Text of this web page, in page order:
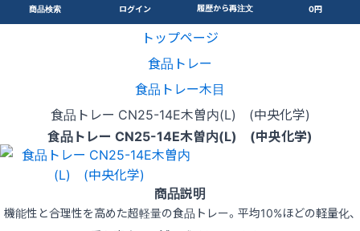
商品検索 ログイン 履歴から再注文
0円
トップページ
食品トレー
食品トレー木目
食品トレー CN25-14E木曽内(L) (中央化学)
食品トレー CN25-14E木曽内(L) (中央化学)
商品説明
機能性と合理性を高めた超軽量の食品トレー。平均10%ほどの軽量化、